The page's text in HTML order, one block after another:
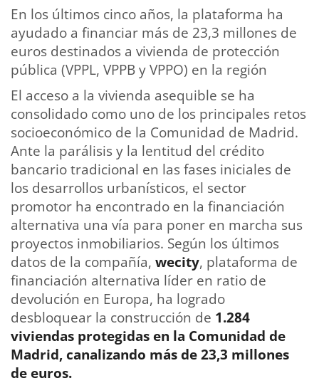
En los últimos cinco años, la plataforma ha
ayudado a financiar más de 23,3 millones de
euros destinados a vivienda de protección
pública (VPPL, VPPB y VPPO) en la región
El acceso a la vivienda asequible se ha
consolidado como uno de los principales retos
socioeconómico de la Comunidad de Madrid.
Ante la parálisis y la lentitud del crédito
bancario tradicional en las fases iniciales de
los desarrollos urbanísticos, el sector
promotor ha encontrado en la financiación
alternativa una vía para poner en marcha sus
proyectos inmobiliarios. Según los últimos
datos de la compañía, wecity, plataforma de
financiación alternativa líder en ratio de
devolución en Europa, ha logrado
desbloquear la construcción de 1.284
viviendas protegidas en la Comunidad de
Madrid, canalizando más de 23,3 millones
de euros.